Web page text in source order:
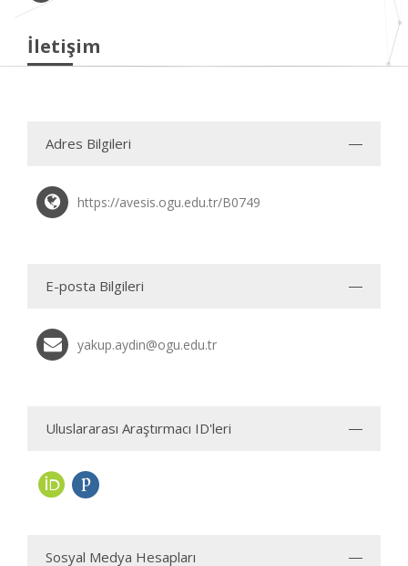
İletişim
Adres Bilgileri
https://avesis.ogu.edu.tr/B0749
E-posta Bilgileri
yakup.aydin@ogu.edu.tr
Uluslararası Araştırmacı ID'leri
Sosyal Medya Hesapları